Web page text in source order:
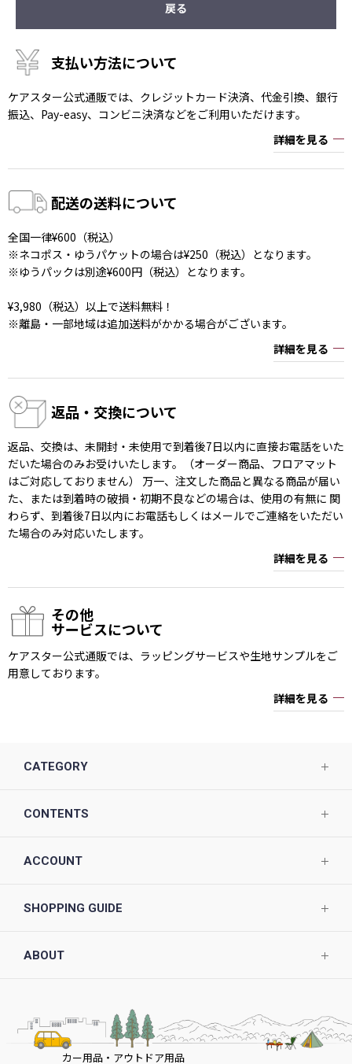
戻る
支払い方法について
ケアスター公式通販では、クレジットカード決済、代金引換、銀行
振込、Pay-easy、コンビニ決済などをご利用いただけます。
詳細を見る
配送の送料について
全国一律¥600（税込）
※ネコポス・ゆうパケットの場合は¥250（税込）となります。
※ゆうパックは別途¥600円（税込）となります。
¥3,980（税込）以上で送料無料！
※離島・一部地域は追加送料がかかる場合がございます。
詳細を見る
返品・交換について
返品、交換は、未開封・未使用で到着後7日以内に直接お電話をいた
だいた場合のみお受けいたします。（オーダー商品、フロアマット
はご対応しておりません） 万一、注文した商品と異なる商品が届い
た、または到着時の破損・初期不良などの場合は、使用の有無に 関
わらず、到着後7日以内にお電話もしくはメールでご連絡をいただい
た場合のみ対応いたします。
詳細を見る
その他
サービスについて
ケアスター公式通販では、ラッピングサービスや生地サンプルをご
用意しております。
詳細を見る
CATEGORY
CONTENTS
ACCOUNT
SHOPPING GUIDE
ABOUT
カー用品・アウトドア用品